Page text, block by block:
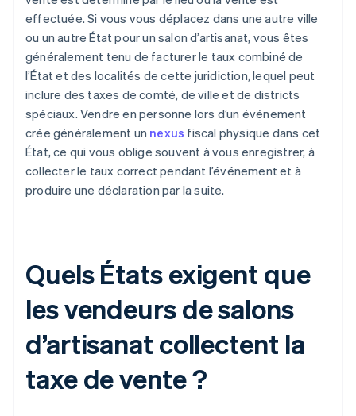
effectuée. Si vous vous déplacez dans une autre ville
ou un autre État pour un salon d’artisanat, vous êtes
généralement tenu de facturer le taux combiné de
l’État et des localités de cette juridiction, lequel peut
inclure des taxes de comté, de ville et de districts
spéciaux. Vendre en personne lors d’un événement
crée généralement un nexus fiscal physique dans cet
État, ce qui vous oblige souvent à vous enregistrer, à
collecter le taux correct pendant l’événement et à
produire une déclaration par la suite.
Quels États exigent que
les vendeurs de salons
d’artisanat collectent la
taxe de vente ?